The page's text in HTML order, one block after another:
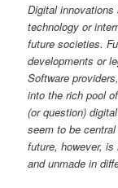
Digital
technology or
future societies.
developments or
Software
into the rich pool
(or question)
seem to be
future, however,
and unmade in